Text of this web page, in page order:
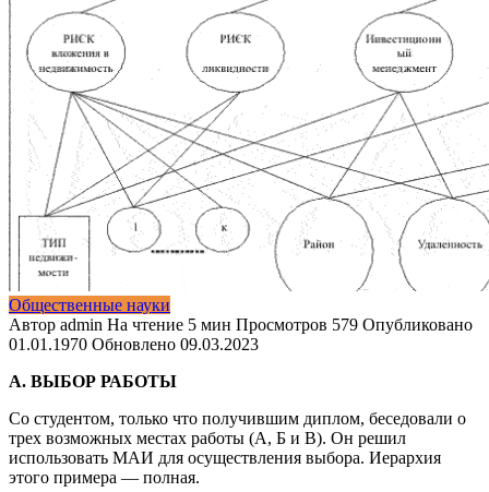
Общественные науки
Автор admin На чтение 5 мин Просмотров 579 Опубликовано
01.01.1970 Обновлено 09.03.2023
А. ВЫБОР РАБОТЫ
Со студентом, только что получившим диплом, беседовали о
трех возможных местах работы (А, Б и В). Он решил
использовать МАИ для осуществления выбора. Иерархия
этого примера — полная.